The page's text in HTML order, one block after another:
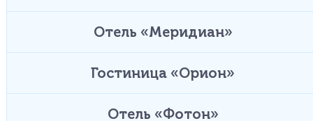
Отель «Меридиан»
Гостиница «Орион»
Отель «Фотон»